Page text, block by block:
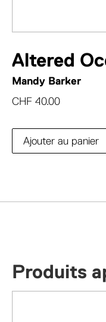
Altered
Mandy Barker
CHF 40.00
Ajouter au panier
Produits